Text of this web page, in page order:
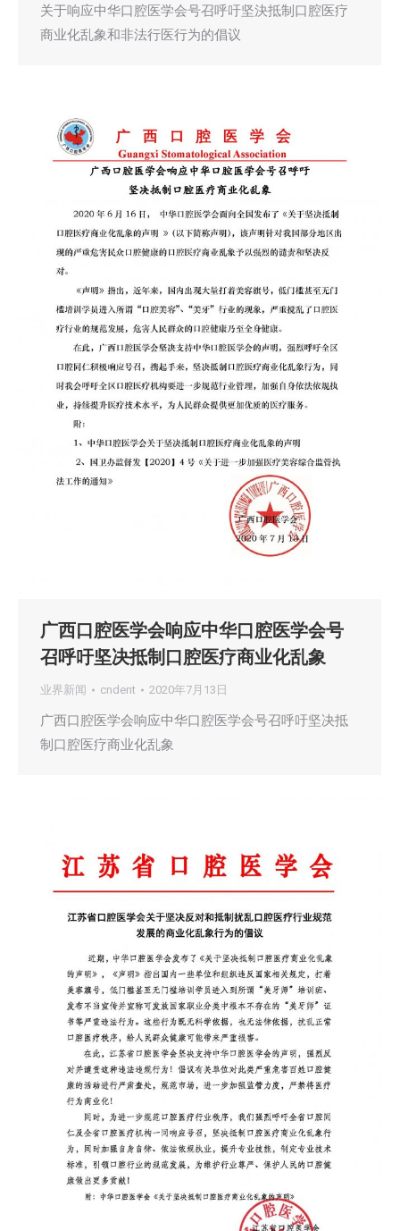
关于响应中华口腔医学会号召呼吁坚決抵制口腔医疗
商业化乱象和非法行医行为的倡议
广西口腔医学会响应中华口腔医学会号
召呼吁坚决抵制口腔医疗商业化乱象
业界新闻 cndent 2020年7月13日
广西口腔医学会响应中华口腔医学会号召呼吁坚决抵
制口腔医疗商业化乱象